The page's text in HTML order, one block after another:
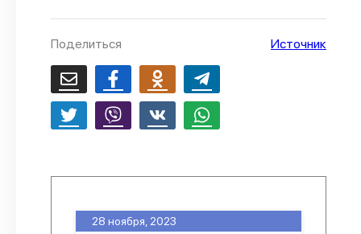
Поделиться Источник
28 ноября, 2023